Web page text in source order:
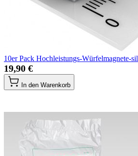
10er Pack Hochleistungs-Würfelmagnete-
19,90 €
In den Warenkorb